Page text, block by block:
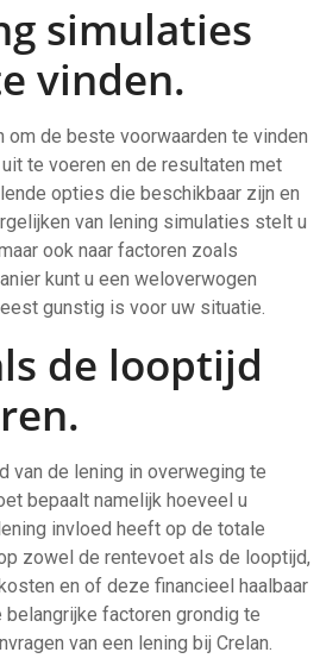
simulaties
vinden.
de beste voorwaarden te vinden
te voeren en de resultaten met
opties die beschikbaar zijn en
van lening simulaties stelt u
ook naar factoren zoals
kunt u een weloverwogen
gunstig is voor uw situatie.
de looptijd
van de lening in overweging te
bepaalt namelijk hoeveel u
invloed heeft op de totale
zowel de rentevoet als de looptijd,
en of deze financieel haalbaar
factoren grondig te
van een lening bij Crelan.